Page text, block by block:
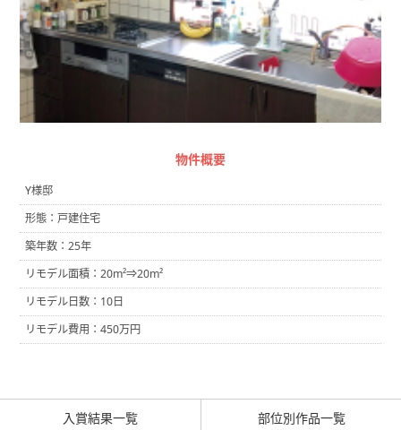
入賞結果一覧 部位別作品一覧
物件概要
Y様邸
形態：戸建住宅
築年数：25年
リモデル面積：20m²⇒20m²
リモデル日数：10日
リモデル費用：450万円